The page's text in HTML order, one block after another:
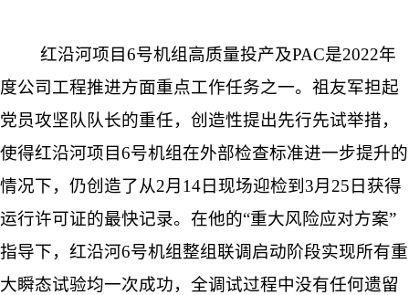
红沿河项目6号机组高质量投产及PAC是2022年
度公司工程推进方面重点工作任务之一。祖友军担起
党员攻坚队队长的重任，创造性提出先行先试举措，
使得红沿河项目6号机组在外部检查标准进一步提升的
情况下，仍创造了从2月14日现场迎检到3月25日获得
运行许可证的最快记录。在他的“重大风险应对方案”
指导下，红沿河6号机组整组联调启动阶段实现所有重
大瞬态试验均一次成功，全调试过程中没有任何遗留